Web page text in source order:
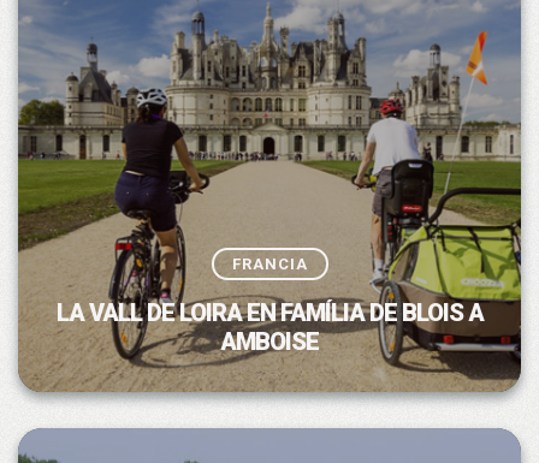
FRANCIA
LA VALL DE LOIRA EN FAMÍLIA DE BLOIS A
AMBOISE